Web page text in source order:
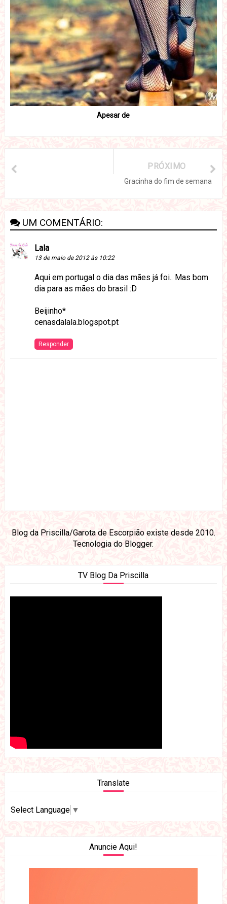
Apesar de
PRÓXIMO
Gracinha do fim de semana
UM COMENTÁRIO:
Lala
13 de maio de 2012 às 10:22
Aqui em portugal o dia das mães já foi.. Mas bom
dia para as mães do brasil :D
Beijinho*
cenasdalala.blogspot.pt
Responder
Blog da Priscilla/Garota de Escorpião existe desde 2010.
Tecnologia do Blogger.
TV Blog Da Priscilla
Translate
Select Language ▼
Anuncie Aqui!